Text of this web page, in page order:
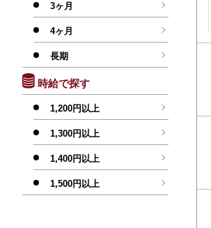
3ヶ月
4ヶ月
長期
時給で探す
1,200円以上
1,300円以上
1,400円以上
1,500円以上